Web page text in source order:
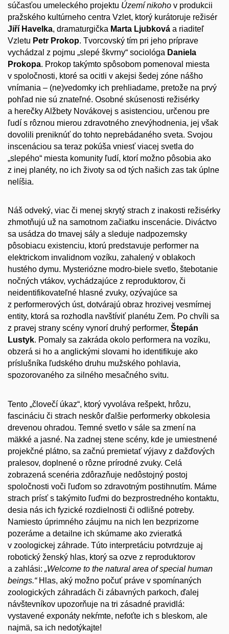
súčasťou umeleckého projektu Území nikoho v produkcii
pražského kultúrneho centra Vzlet, ktorý kurátoruje režisér
Jiří Havelka, dramaturgička Marta Ljubková a riaditeľ
Vzletu Petr Prokop. Tvorcovský tím pri jeho príprave
vychádzal z pojmu „slepé škvrny“ sociológa Daniela
Prokopa. Prokop takýmto spôsobom pomenoval miesta
v spoločnosti, ktoré sa ocitli v akejsi šedej zóne nášho
vnímania – (ne)vedomky ich prehliadame, pretože na prvý
pohľad nie sú znateľné. Osobné skúsenosti režisérky
a herečky Alžbety Novákovej s asistenciou, určenou pre
ľudí s rôznou mierou zdravotného znevýhodnenia, jej však
dovolili preniknúť do tohto neprebádaného sveta. Svojou
inscenáciou sa teraz pokúša vniesť viacej svetla do
„slepého“ miesta komunity ľudí, ktorí možno pôsobia ako
z inej planéty, no ich životy sa od tých našich zas tak úplne
nelíšia.
Náš odveký, viac či menej skrytý strach z inakosti režisérky
zhmotňujú už na samotnom začiatku inscenácie. Diváctvo
sa usádza do tmavej sály a sleduje nadpozemsky
pôsobiacu existenciu, ktorú predstavuje performer na
elektrickom invalidnom vozíku, zahalený v oblakoch
hustého dymu. Mysteriózne modro-biele svetlo, štebotanie
nočných vtákov, vychádzajúce z reproduktorov, či
neidentifikovateľné hlasné zvuky, ozývajúce sa
z performerových úst, dotvárajú obraz hrozivej vesmírnej
entity, ktorá sa rozhodla navštíviť planétu Zem. Po chvíli sa
z pravej strany scény vynorí druhý performer, Štepán
Lustyk. Pomaly sa zakráda okolo performera na vozíku,
obzerá si ho a anglickými slovami ho identifikuje ako
príslušníka ľudského druhu mužského pohlavia,
spozorovaného za silného mesačného svitu.
Tento „človečí úkaz“, ktorý vyvoláva rešpekt, hrôzu,
fascináciu či strach neskôr ďalšie performerky obkolesia
drevenou ohradou. Temné svetlo v sále sa zmení na
mäkké a jasné. Na zadnej stene scény, kde je umiestnené
projekčné plátno, sa začnú premietať výjavy z dažďových
pralesov, doplnené o rôzne prírodné zvuky. Celá
zobrazená scenéria zdôrazňuje nedôstojný postoj
spoločnosti voči ľuďom so zdravotným postihnutím. Máme
strach prísť s takýmito ľuďmi do bezprostredného kontaktu,
desia nás ich fyzické rozdielnosti či odlišné potreby.
Namiesto úprimného záujmu na nich len bezprizorne
pozeráme a detailne ich skúmame ako zvieratká
v zoologickej záhrade. Túto interpretáciu potvrdzuje aj
robotický ženský hlas, ktorý sa ozve z reproduktorov
a zahlási: „Welcome to the natural area of special human
beings.“Hlas, aký možno počuť práve v spomínaných
zoologických záhradách či zábavných parkoch, ďalej
návštevníkov upozorňuje na tri zásadné pravidlá:
vystavené exponáty nekŕmte, nefoťte ich s bleskom, ale
najmä, sa ich nedotýkajte!